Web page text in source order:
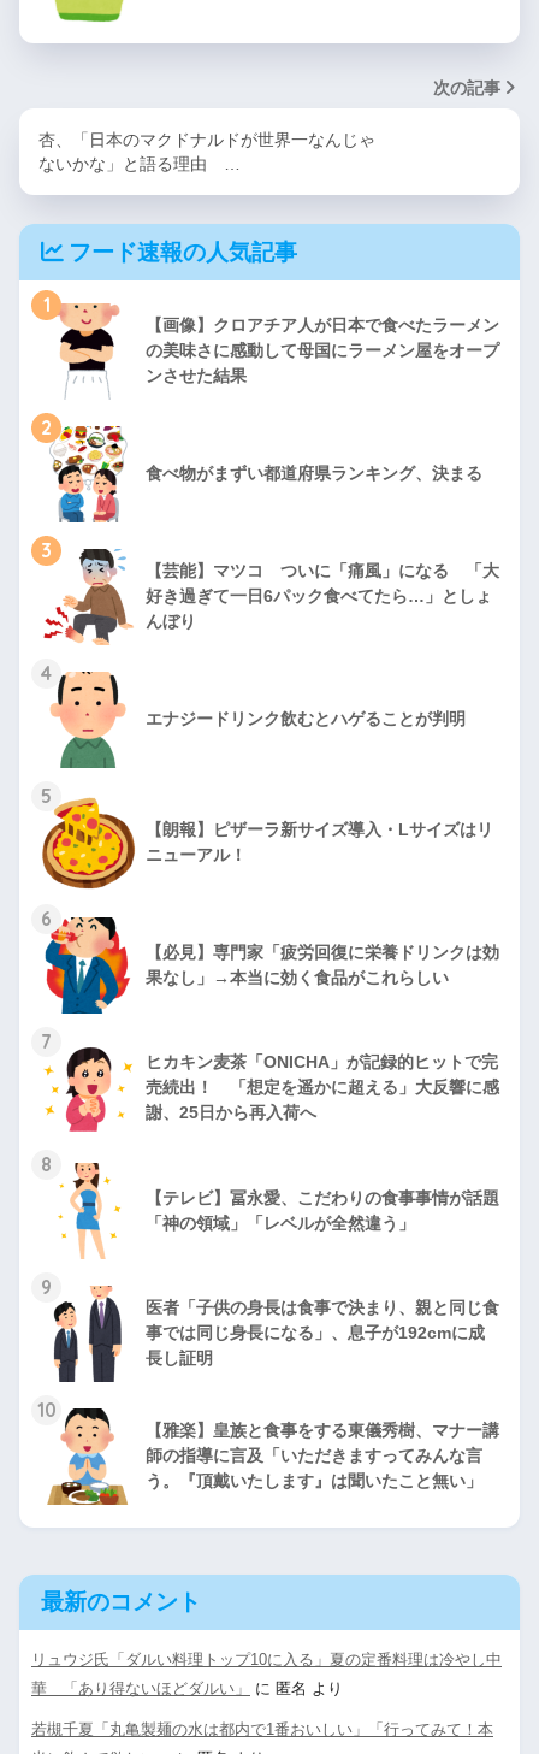
次の記事
杏、「日本のマクドナルドが世界一なんじゃ
ないかな」と語る理由 …
フード速報の人気記事
1
【画像】クロアチア人が日本で食べたラーメン
の美味さに感動して母国にラーメン屋をオープ
ンさせた結果
2
食べ物がまずい都道府県ランキング、決まる
3
【芸能】マツコ ついに「痛風」になる 「大
好き過ぎて一日6パック食べてたら…」としょ
んぼり
4
エナジードリンク飲むとハゲることが判明
5
【朗報】ピザーラ新サイズ導入・Lサイズはリ
ニューアル！
6
【必見】専門家「疲労回復に栄養ドリンクは効
果なし」→本当に効く食品がこれらしい
7
ヒカキン麦茶「ONICHA」が記録的ヒットで完
売続出！ 「想定を遥かに超える」大反響に感
謝、25日から再入荷へ
8
【テレビ】冨永愛、こだわりの食事事情が話題
「神の領域」「レベルが全然違う」
9
医者「子供の身長は食事で決まり、親と同じ食
事では同じ身長になる」、息子が192cmに成
長し証明
10
【雅楽】皇族と食事をする東儀秀樹、マナー講
師の指導に言及「いただきますってみんな言
う。『頂戴いたします』は聞いたこと無い」
最新のコメント
リュウジ氏「ダルい料理トップ10に入る」夏の定番料理は冷やし中
華 「あり得ないほどダルい」
に 匿名 より
若槻千夏「丸亀製麺の水は都内で1番おいしい」「行ってみて！本